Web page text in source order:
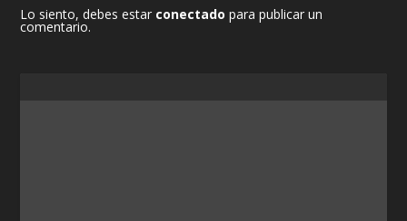
Lo siento, debes estar conectado para publicar un
comentario.